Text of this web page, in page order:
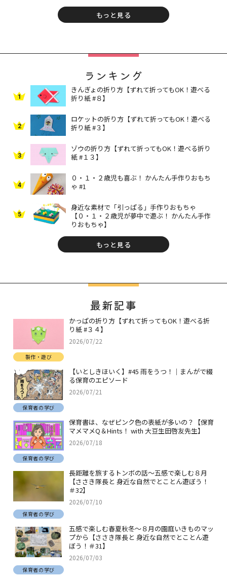
もっと見る
ランキング
1
きんぎょの折り方【ずれて折ってもOK！遊べる
折り紙 #８】
2
ロケットの折り方【ずれて折ってもOK！遊べる
折り紙 #３】
3
ゾウの折り方【ずれて折ってもOK！遊べる折り
紙 #１３】
4
０・１・２歳児も喜ぶ！ かんたん手作りおもち
ゃ #1
5
身近な素材で「引っぱる」手作りおもちゃ
【０・１・２歳児が夢中で遊ぶ！ かんたん手作
りおもちゃ】
もっと見る
最新記事
かっぱの折り方【ずれて折ってもOK！遊べる折
り紙 #３４】
2026/07/22
製作・遊び
【いとしきほいく】#45 雨をうつ！｜まんがで綴
る保育のエピソード
2026/07/21
保育者の学び
保育書は、なぜピンク色の表紙が多いの？【保育
マメマメQ＆Hints！ with 大豆生田啓友先生】
2026/07/18
保育者の学び
長距離を旅するトンボの話～五感で楽しむ８月
【ささき隊長と 身近な自然でとことん遊ぼう！
＃32】
2026/07/10
保育者の学び
五感で楽しむ春夏秋冬～８月の園庭いきものマッ
プから【ささき隊長と 身近な自然でとことん遊
ぼう！＃31】
2026/07/03
保育者の学び